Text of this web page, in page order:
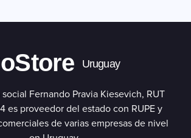
Uruguay
Fernando Pravia Kiesevich, RUT
es proveedor del estado con RUPE y
de varias empresas de nivel